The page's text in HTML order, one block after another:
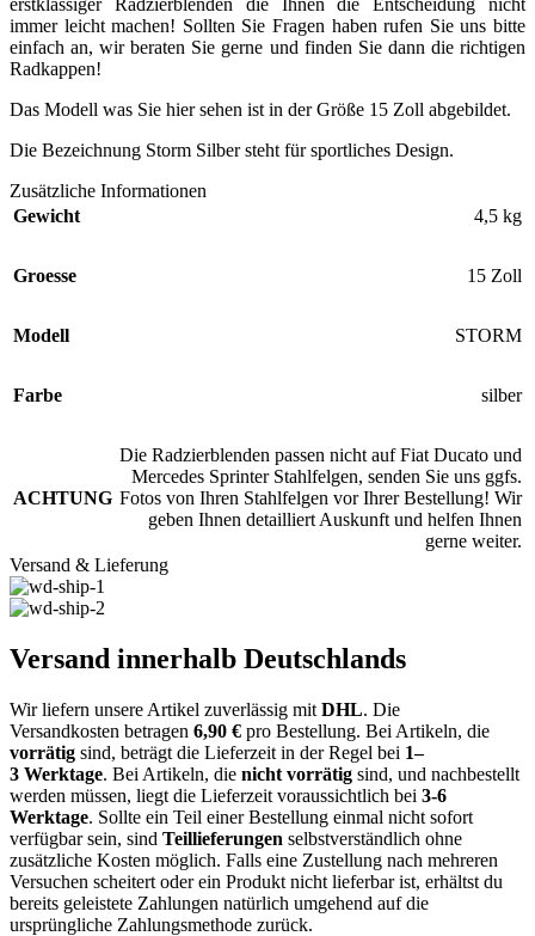
immer leicht machen! Sollten Sie Fragen haben rufen Sie uns bitte
einfach an, wir beraten Sie gerne und finden Sie dann die richtigen
Radkappen!
Das Modell was Sie hier sehen ist in der Größe 15 Zoll abgebildet.
Die Bezeichnung Storm Silber steht für sportliches Design.
Zusätzliche Informationen
Gewicht
4,5 kg
Groesse 15 Zoll
Modell STORM
Farbe silber
ACHTUNG
Die Radzierblenden passen nicht auf Fiat Ducato und
Mercedes Sprinter Stahlfelgen, senden Sie uns ggfs.
Fotos von Ihren Stahlfelgen vor Ihrer Bestellung! Wir
geben Ihnen detailliert Auskunft und helfen Ihnen
gerne weiter.
Versand & Lieferung
Versand innerhalb Deutschlands
Wir liefern unsere Artikel zuverlässig mit DHL. Die
Versandkosten betragen 6,90 € pro Bestellung. Bei Artikeln, die
vorrätig sind, beträgt die Lieferzeit in der Regel bei 1–
3 Werktage. Bei Artikeln, die nicht vorrätig sind, und nachbestellt
werden müssen, liegt die Lieferzeit voraussichtlich bei 3-6
Werktage. Sollte ein Teil einer Bestellung einmal nicht sofort
verfügbar sein, sind Teillieferungen selbstverständlich ohne
zusätzliche Kosten möglich. Falls eine Zustellung nach mehreren
Versuchen scheitert oder ein Produkt nicht lieferbarist, erhältst du
bereits geleistete Zahlungen natürlich umgehend auf die
ursprüngliche Zahlungsmethode zurück.